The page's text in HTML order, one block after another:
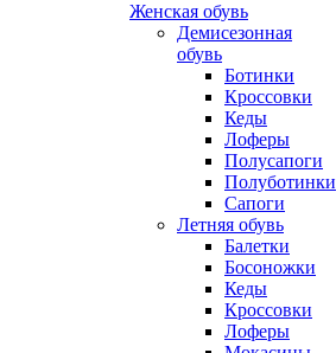
Женская обувь
Демисезонная
обувь
Ботинки
Кроссовки
Кеды
Лоферы
Полусапоги
Полуботинки
Сапоги
Летняя обувь
Балетки
Босоножки
Кеды
Кроссовки
Лоферы